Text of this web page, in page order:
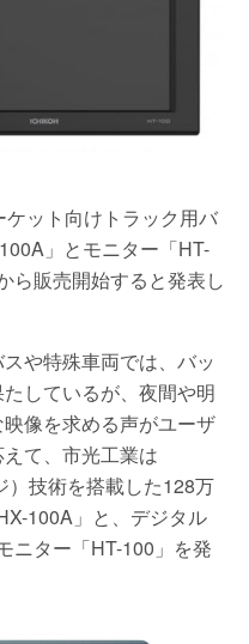
ット向けトラック用バ
」とモニター「HT-
ら販売開始すると発表し
や特殊車両では、バッ
しているが、夜間や明
像を求める声がユーザ
て、市光工業は
）技術を搭載した128万
100A」と、デジタル
ニター「HT-100」を発